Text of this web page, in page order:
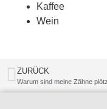
Kaffee
Wein
ZURÜCK
Warum sind meine Zähne